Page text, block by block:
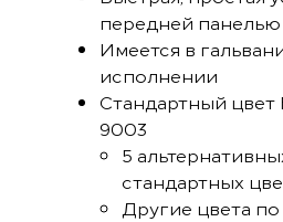
передней
Имеется в
исполнении
Стандартный
9003
5
стандартных
Другие цвета